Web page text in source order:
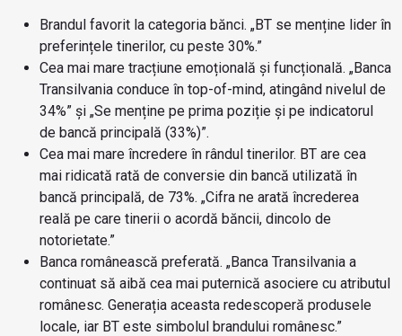
Brandul favorit la categoria bănci. „BT se menține lider în
preferințele tinerilor, cu peste 30%.”
Cea mai mare tracțiune emoțională și funcțională. „Banca
Transilvania conduce în top-of-mind, atingând nivelul de
34%” și „Se menține pe prima poziție și pe indicatorul
de bancă principală (33%)”.
Cea mai mare încredere în rândul tinerilor. BT are cea
mai ridicată rată de conversie din bancă utilizată în
bancă principală, de 73%. „Cifra ne arată încrederea
reală pe care tinerii o acordă băncii, dincolo de
notorietate.”
Banca românească preferată. „Banca Transilvania a
continuat să aibă cea mai puternică asociere cu atributul
românesc. Generația aceasta redescoperă produsele
locale, iar BT este simbolul brandului românesc.”